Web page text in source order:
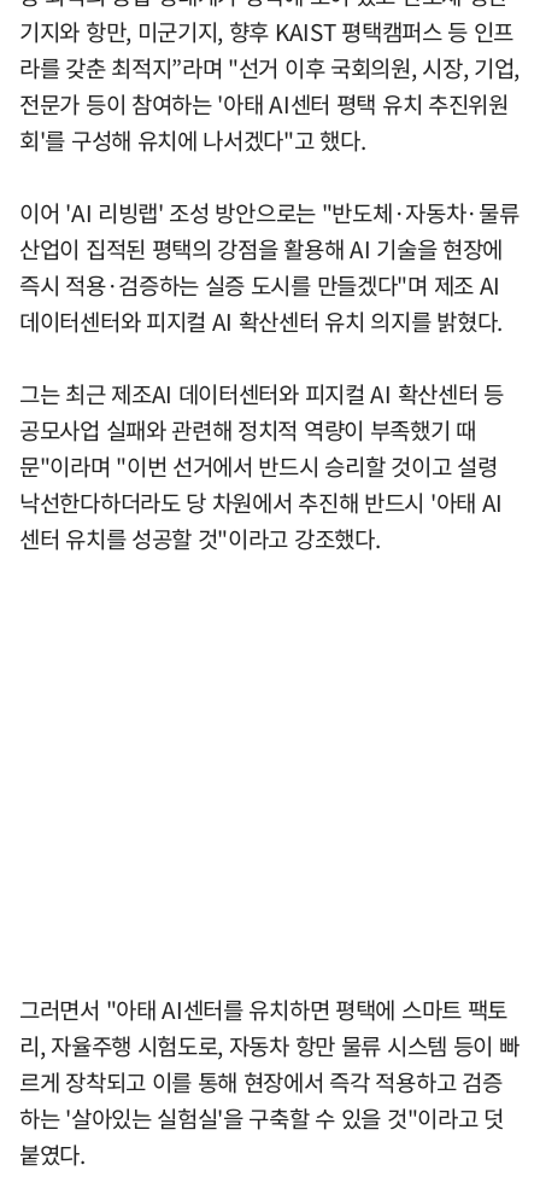
기지와 항만, 미군기지, 향후 KAIST 평택캠퍼스 등 인프
라를 갖춘 최적지”라며 "선거 이후 국회의원, 시장, 기업,
전문가 등이 참여하는 '아태 AI센터 평택 유치 추진위원
회'를 구성해 유치에 나서겠다"고 했다.
이어 'AI 리빙랩' 조성 방안으로는 "반도체·자동차·물류
산업이 집적된 평택의 강점을 활용해 AI 기술을 현장에
즉시 적용·검증하는 실증 도시를 만들겠다"며 제조 AI
데이터센터와 피지컬 AI 확산센터 유치 의지를 밝혔다.
그는 최근 제조AI 데이터센터와 피지컬 AI 확산센터 등
공모사업 실패와 관련해 정치적 역량이 부족했기 때
문"이라며 "이번 선거에서 반드시 승리할 것이고 설령
낙선한다하더라도 당 차원에서 추진해 반드시 '아태 AI
센터 유치를 성공할 것"이라고 강조했다.
그러면서 "아태 AI센터를 유치하면 평택에 스마트 팩토
리, 자율주행 시험도로, 자동차 항만 물류 시스템 등이 빠
르게 장착되고 이를 통해 현장에서 즉각 적용하고 검증
하는 '살아있는 실험실'을 구축할 수 있을 것"이라고 덧
붙였다.